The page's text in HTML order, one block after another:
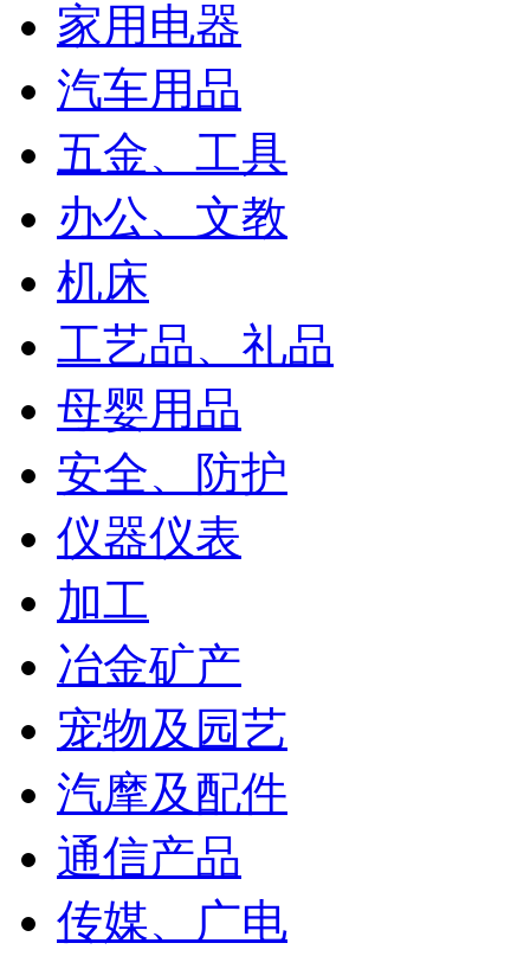
家用电器
汽车用品
五金、工具
办公、文教
机床
工艺品、礼品
母婴用品
安全、防护
仪器仪表
加工
冶金矿产
宠物及园艺
汽摩及配件
通信产品
传媒、广电